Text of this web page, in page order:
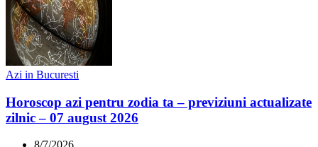
Azi in Bucuresti
Horoscop azi pentru zodia ta – previziuni actualizate
zilnic – 07 august 2026